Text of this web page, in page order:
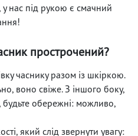
нас під рукою є смачний
прострочений?
часнику разом із шкіркою.
воно свіже. З іншого боку,
будьте обережні: можливо,
який слід звернути увагу: